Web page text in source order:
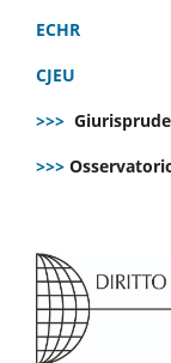
ECHR
CJEU
>>>
>>>